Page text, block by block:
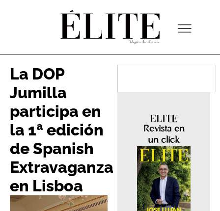
La DOP
Jumilla
participa en
la 1ª edición
de Spanish
Extravaganza
en Lisboa
Revista en
un click